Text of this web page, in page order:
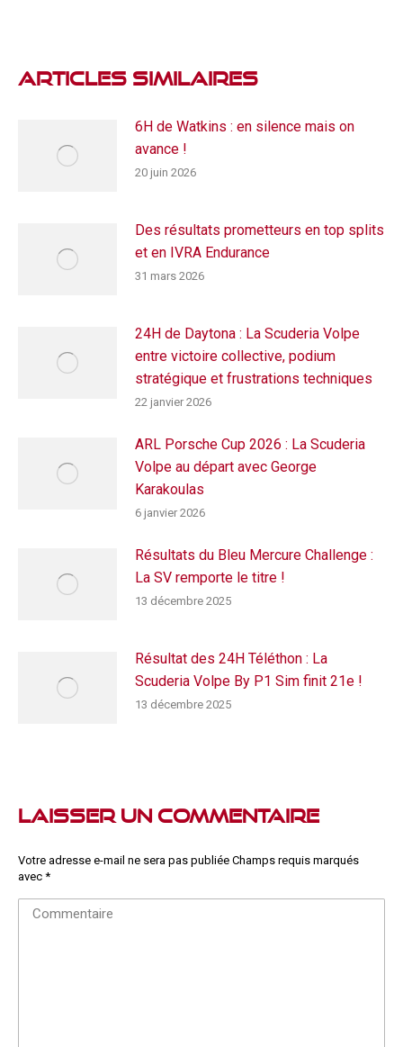
Articles Similaires
6H de Watkins : en silence mais on
avance !
20 juin 2026
Des résultats prometteurs en top splits
et en IVRA Endurance
31 mars 2026
24H de Daytona : La Scuderia Volpe
entre victoire collective, podium
stratégique et frustrations techniques
22 janvier 2026
ARL Porsche Cup 2026 : La Scuderia
Volpe au départ avec George
Karakoulas
6 janvier 2026
Résultats du Bleu Mercure Challenge :
La SV remporte le titre !
13 décembre 2025
Résultat des 24H Téléthon : La
Scuderia Volpe By P1 Sim finit 21e !
13 décembre 2025
Laisser un commentaire
Votre adresse e-mail ne sera pas publiée Champs requis marqués
avec *
Commentaire